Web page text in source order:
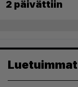
2 päivättiin
Luetuimmat